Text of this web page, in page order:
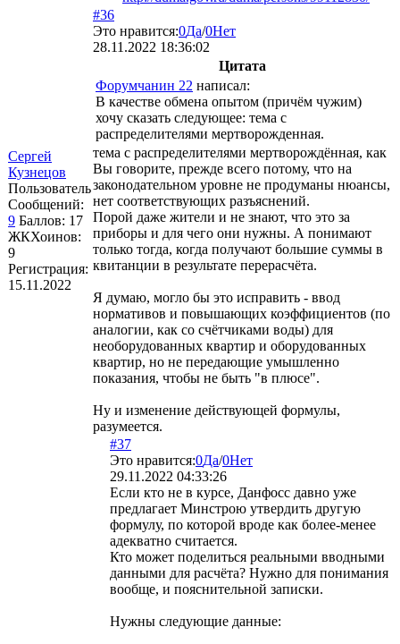
Сергей
Кузнецов
Пользователь
Сообщений:
9 Баллов: 17
ЖКХоинов:
9
Регистрация:
15.11.2022
#36
Это нравится:0Да/0Нет
28.11.2022 18:36:02
Цитата
Форумчанин 22 написал:
В качестве обмена опытом (причём чужим)
хочу сказать следующее: тема с
распределителями мертворожденная.
тема с распределителями мертворождённая, как
Вы говорите, прежде всего потому, что на
законодательном уровне не продуманы нюансы,
нет соответствующих разъяснений.
Порой даже жители и не знают, что это за
приборы и для чего они нужны. А понимают
только тогда, когда получают большие суммы в
квитанции в результате перерасчёта.
Я думаю, могло бы это исправить - ввод
нормативов и повышающих коэффициентов (по
аналогии, как со счётчиками воды) для
необорудованных квартир и оборудованных
квартир, но не передающие умышленно
показания, чтобы не быть "в плюсе".
Ну и изменение действующей формулы,
разумеется.
#37
Это нравится:0Да/0Нет
29.11.2022 04:33:26
Если кто не в курсе, Данфосс давно уже
предлагает Минстрою утвердить другую
формулу, по которой вроде как более-менее
адекватно считается.
Кто может поделиться реальными вводными
данными для расчёта? Нужно для понимания
вообще, и пояснительной записки.
Нужны следующие данные: